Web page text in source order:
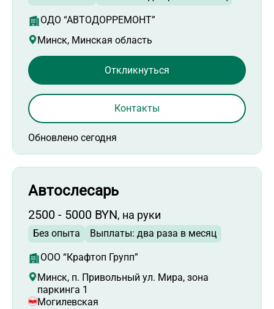
ОДО “АВТОДОРРЕМОНТ”
Минск, Минская область
Обновлено сегодня
Откликнуться
Контакты
Автослесарь
2500 - 5000 BYN, на руки
Без опыта Выплаты: два раза в месяц
ООО “Крафтоп Групп”
Минск, п. Привольный ул. Мира, зона
паркинга 1
Могилевская